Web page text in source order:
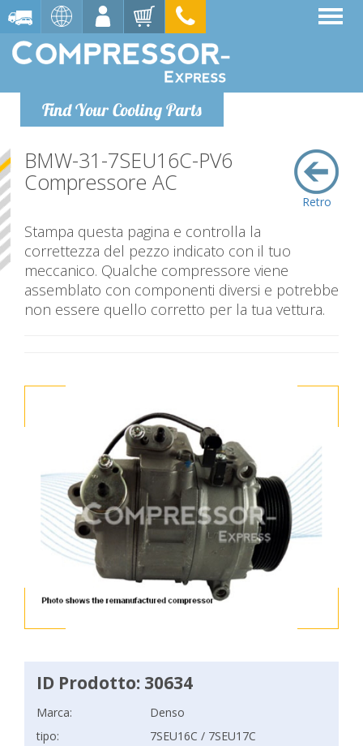
Find Your Cooling Parts
Retro
BMW-31-7SEU16C-PV6
Compressore AC
Stampa questa pagina e controlla la
correttezza del pezzo indicato con il tuo
meccanico. Qualche compressore viene
assemblato con componenti diversi e potrebbe
non essere quello corretto per la tua vettura.
ID Prodotto: 30634
Marca:
Denso
tipo:
7SEU16C / 7SEU17C